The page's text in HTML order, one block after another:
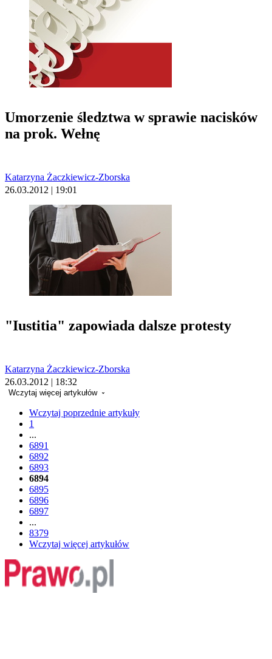
Umorzenie śledztwa w sprawie nacisków
na prok. Wełnę
Katarzyna Żaczkiewicz-Zborska
26.03.2012 | 19:01
"Iustitia" zapowiada dalsze protesty
Katarzyna Żaczkiewicz-Zborska
26.03.2012 | 18:32
Wczytaj więcej artykułów
Wczytaj poprzednie artykuły
1
...
6891
6892
6893
6894
6895
6896
6897
...
8379
Wczytaj więcej artykułów